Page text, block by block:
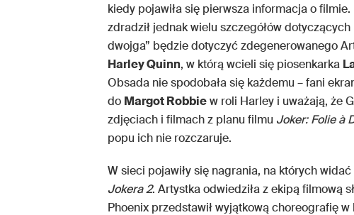
kiedy pojawiła się pierwsza informacja o
zdradził jednak wielu szczegółów
dwojga” będzie dotyczyć zdegenerowanego
Harley Quinn, w którą wcieli się piosenkarka
Obsada nie spodobała się każdemu – fani
do Margot Robbiew roli Harley i uważają, że
zdjęciach i filmach z planu filmu Joker: Folie à
popu ich nie rozczaruje.
W sieci pojawiły się nagrania, na których
Jokera 2. Artystka odwiedziła z ekipą filmową
Phoenix przedstawił wyjątkową choreografię